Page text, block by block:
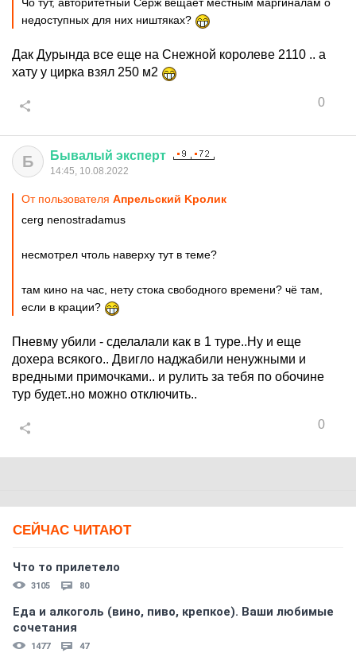
недоступных для них ништяках?
Дак Дурында все еще на Снежной королеве 2110 .. а
хату у цирка взял 250 м2
0
Б Бывалый эксперт
14:45, 10.08.2022
От пользователя Aпрельский Kролик
cerg nenostradamus
несмотрел чтоль наверху тут в теме?
там кино на час, нету стока свободного времени? чё там,
если в крации?
Пневму убили - сделалали как в 1 туре..Ну и еще
дохера всякого.. Двигло наджабили ненужными и
вредными примочками.. и рулить за тебя по обочине
тур будет..но можно отключить..
0
СЕЙЧАС ЧИТАЮТ
Что то прилетело
3105 80
Еда и алкоголь (вино, пиво, крепкое). Ваши любимые
сочетания
1477 47